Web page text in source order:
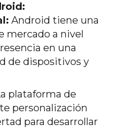
Android tiene una
mercado a nivel
en una
de dispositivos y
plataforma de
personalización
para desarrollar